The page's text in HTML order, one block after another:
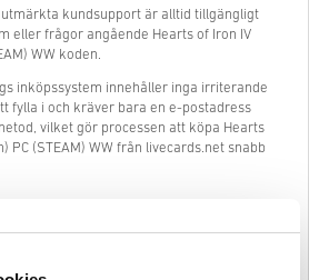
utmärkta kundsupport är alltid tillgängligt
eller frågor angående Hearts of Iron IV
WW koden.
inköpssystem innehåller inga irriterande
fylla i och kräver bara en e-postadress
vilket gör processen att köpa Hearts
PC (STEAM) WW från livecards.net snabb